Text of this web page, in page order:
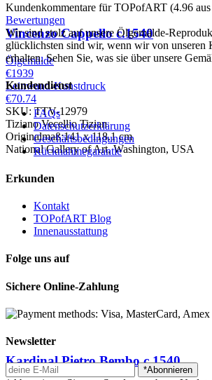
Vincenzo Cappelloc.1540
Ölgemälde
€1939
Leinwand-Kunstdruck
€70.74
SKU: TTV-12979
Tiziano Vecellio Tizian
Originalmaß:141 x 118.1 cm
National Gallery of Art, Washington, USA
Kardinal Pietro Bemboc.1540
Kundenkommentare für TOPofART (4.96
Bewertungen
Wir sind stolz auf unsere Ölgemälde-
glücklichsten sind wir, wenn wir von unseren
erhalten. Sehen Sie, was sie über unsere
Kundendienst
FAQs
Datenschutzerklärung
Geschäftsbedingungen
Rücknahmegarantie
Erkunden
Kontakt
TOPofART Blog
Innenausstattung
Folge uns auf
Sichere Online-Zahlung
Newsletter
*Abonnieren